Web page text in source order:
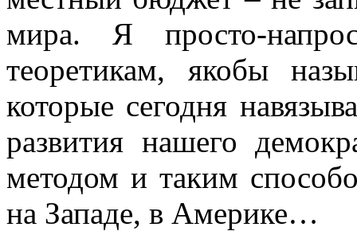
мира. Я просто-
теоретикам, якобы
которые сегодня
развития нашего
методом и таким
на Западе, в Америке…